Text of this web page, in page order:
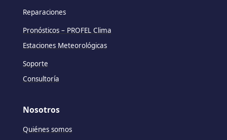
Reparaciones
Pronósticos – PROFEL Clima
Estaciones Meteorológicas
Soporte
Consultoría
Nosotros
Quiénes somos